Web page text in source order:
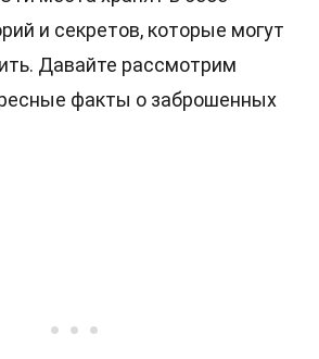
и секретов, которые могут
Давайте рассмотрим
факты о заброшенных